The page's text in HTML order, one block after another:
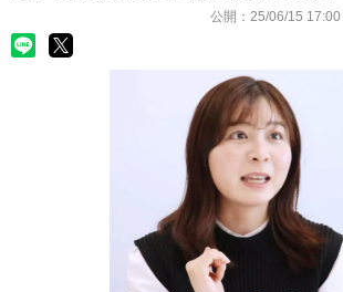
公開： 25/06/15 17:00